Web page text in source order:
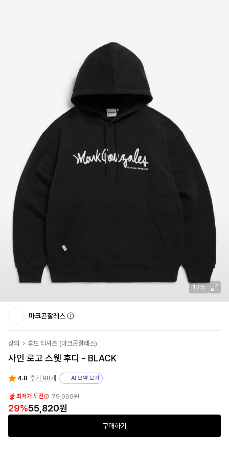
1/ 5
마크곤잘레스
상의 후드 티셔츠 (마크곤잘레스)
사인 로고 스웻 후디 - BLACK
4.8 후기 98개 AI 요약 보기
최저가 도전 79,000원
29%55,820원
구매하기